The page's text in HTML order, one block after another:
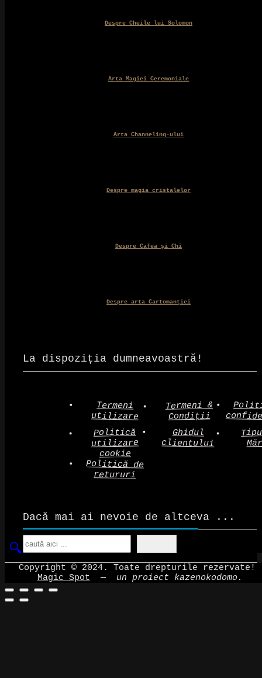
Despre Cheile lui Solomon
Arta Magiei Ceremoniale
Arta Channeling-ului
Despre magia cristalelor
Despre Cafea și Chi
Despre arta Cartomanției
La dispoziția dumneavoastră!
Termeni
utilizare
Termeni &
Condiții
Politică
utilizare
cookie
Ghidul
clientului
Politică de
retururi
Dacă mai ai nevoie de altceva ...
Copyright © 2024. Toate drepturile rezervate!
Magic Spot — un proiect kazenokodomo.